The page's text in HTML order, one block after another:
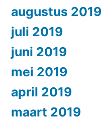
augustus 2019
juli 2019
juni 2019
mei 2019
april 2019
maart 2019